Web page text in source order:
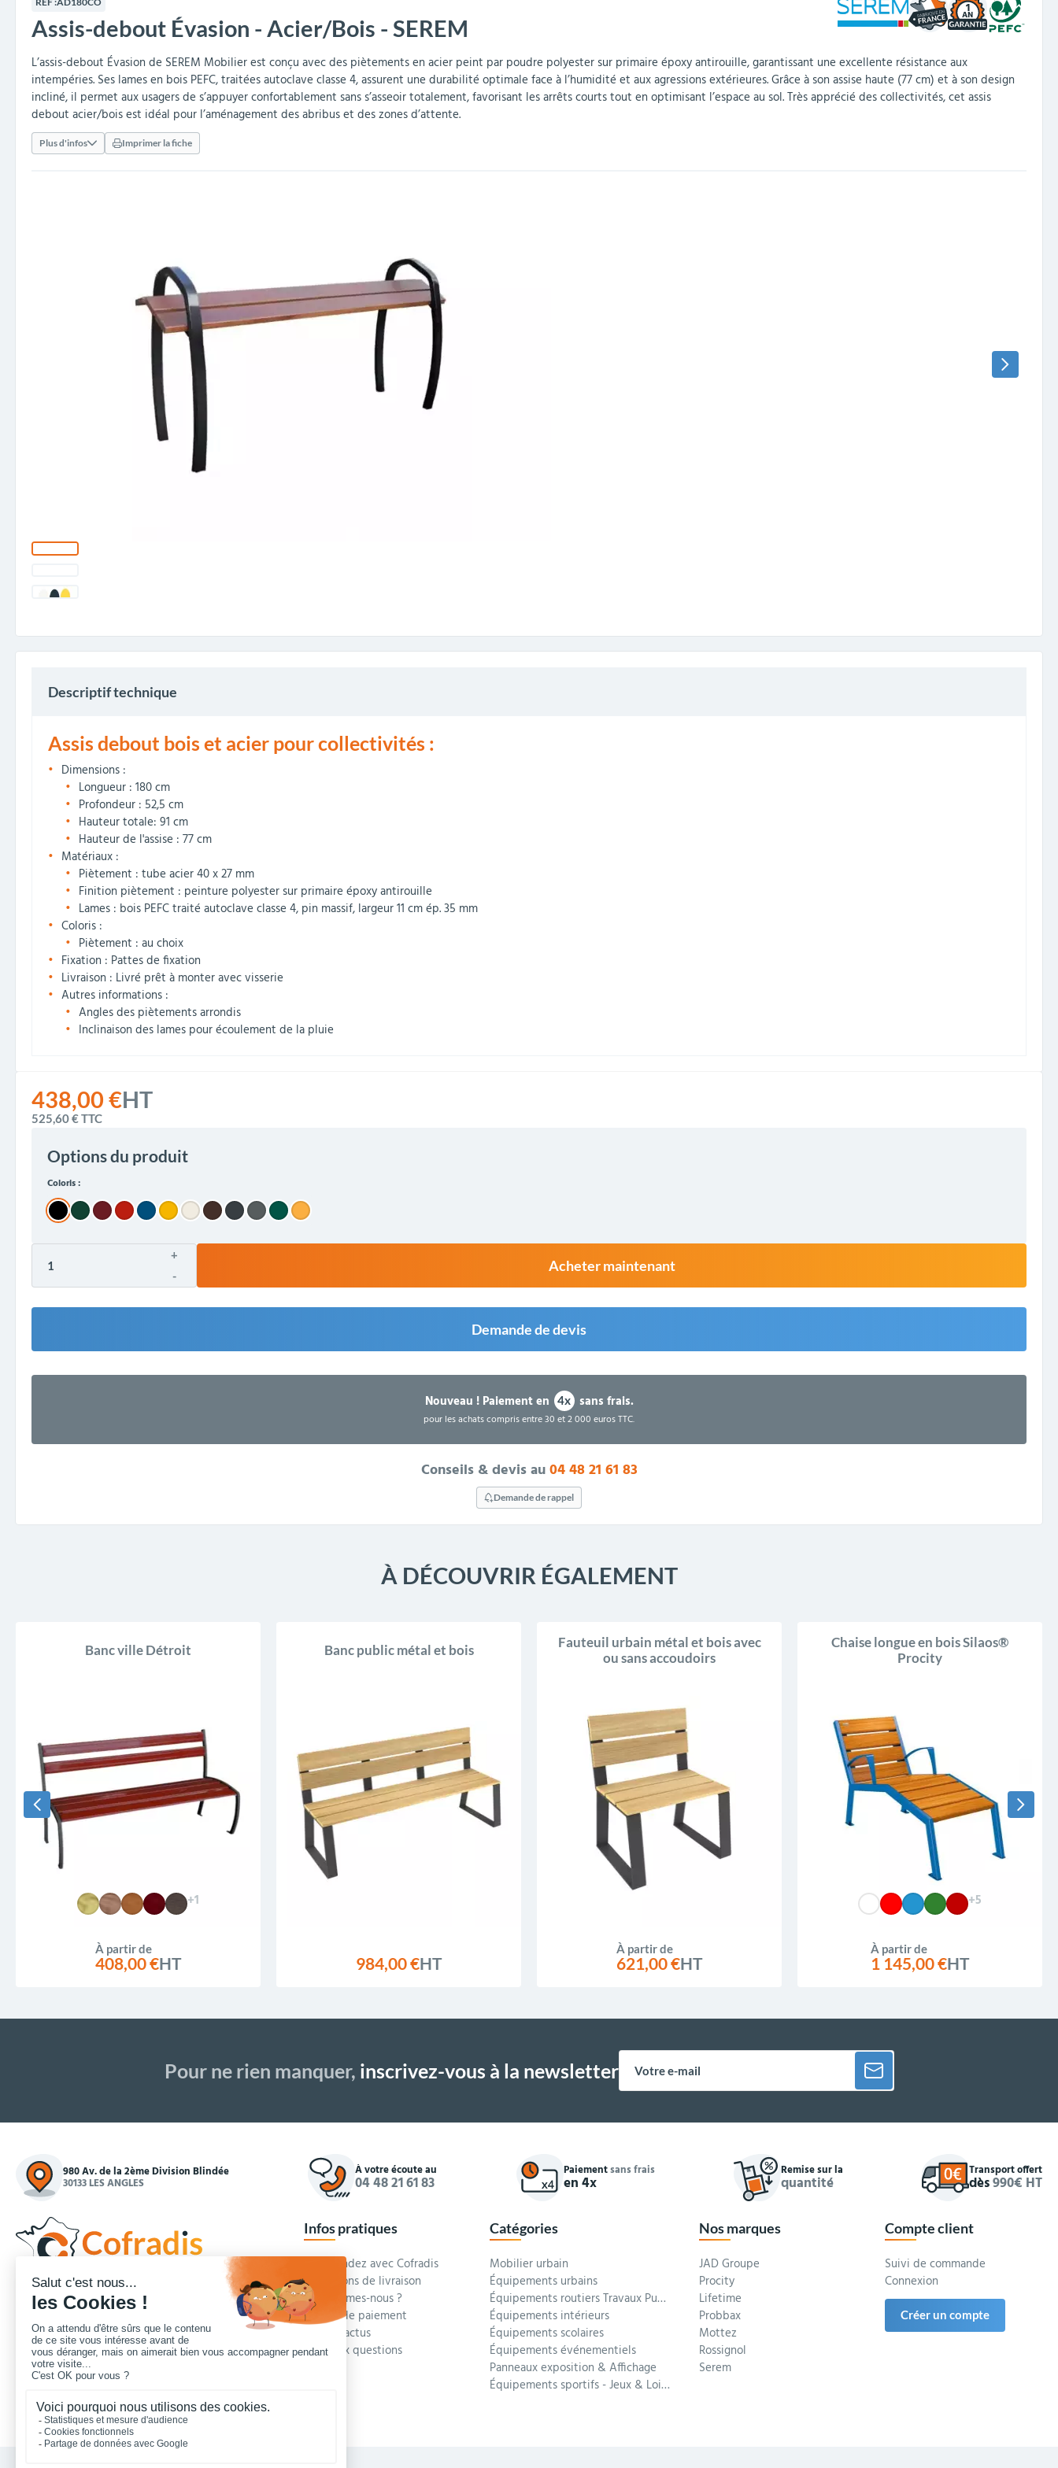
Embellissement et
fleurissement urbain
Cendriers urbains
Barrières de ville Arceaux de sécurité Abris fumeurs
parking
Clous podotactiles et
rampes d'accès
Séparateurs de voies et
balises routières
Travaux publics &
Industries
Miroirs de sécurité
Vestiaires Équipements sanitaires Mobilier de bureau
Armoires et rangements Mobilier scolaire extérieur
Mobilier crèche et
maternelle
Tables de cantine
réception
amovibles
Poteaux de guidage
Décorations de Noël
collectivités
Pavoisement
collectivités
extérieurs
Structures aires de jeux
Baby-foots & Billards
438,00 €HT
525,60 €TTC
Options du produit
Coloris :
+
-
Acheter maintenant
Demande de devis
Nouveau !Paiement en 4x sans frais.
pour les achats compris entre 30 et 2 000 euros TTC.
Conseils & devis au04 48 21 61 83
Demande de rappel
Assis-debout Évasion - Acier/Bois - SEREM
1
L’assis-debout Évasion de SEREM Mobilier est conçu avec des piètements en acier peint par poudre polyester sur primaire époxy antirouille, garantissant une excellente résistance aux
intempéries. Ses lames en bois PEFC, traitées autoclave classe 4, assurent une durabilité optimale face à l’humidité et aux agressions extérieures. Grâce à son assise haute (77 cm) et à son design
incliné, il permet aux usagers de s’appuyer confortablement sans s’asseoir totalement, favorisant les arrêts courts tout en optimisant l’espace au sol. Très apprécié des collectivités, cet assis
debout acier/bois est idéal pour l’aménagement des abribus et des zones d’attente.
Plus d'infos Imprimer la fiche
Descriptif technique
Assis debout bois et acier pour collectivités :
Dimensions :
Longueur : 180 cm
Profondeur : 52,5 cm
Hauteur totale: 91 cm
Hauteur de l'assise : 77 cm
Matériaux :
Piètement : tube acier 40 x 27 mm
Finition piètement : peinture polyester sur primaire époxy antirouille
Lames : bois PEFC traité autoclave classe 4, pin massif, largeur 11 cm ép. 35 mm
Coloris :
Piètement : au choix
Fixation : Pattes de fixation
Livraison : Livré prêt à monter avec visserie
Autres informations :
Angles des piètements arrondis
Inclinaison des lames pour écoulement de la pluie
À DÉCOUVRIR ÉGALEMENT
Banc ville Détroit
+1
À partir de
408,00 €HT
Banc public métal et bois
984,00 €HT
Fauteuil urbain métal et bois avec
ou sans accoudoirs
À partir de
621,00 €HT
Chaise longue en bois Silaos®
Procity
+5
À partir de
1 145,00 €HT
Pour ne rien manquer, inscrivez-vous à la newsletter
980 Av. de la 2ème Division Blindée
30133 LES ANGLES
À votre écoute au
04 48 21 61 83
Paiementsans frais
en 4x
Remise sur la
quantité
Transport offert
dès990€ HT
Concepteur et fournisseur de mobilier urbain,
Cofradis répond aux besoins d'équipements des
services des collectivités locales, des entreprises
de travaux publics, lycées, écoles.
Nous contacter
Infos pratiques
Commandez avec Cofradis
Conditions de livraison
Qui sommes-nous ?
Modes de paiement
Blog et actus
Foire aux questions
Catégories
Mobilier urbain
Équipements urbains
Équipements routiers Travaux Publics
Équipements intérieurs
Équipements scolaires
Équipements événementiels
Panneaux exposition & Affichage
Équipements sportifs - Jeux & Loisirs
Nos marques
JAD Groupe
Procity
Lifetime
Probbax
Mottez
Rossignol
Serem
Compte client
Suivi de commande
Connexion
Créer un compte